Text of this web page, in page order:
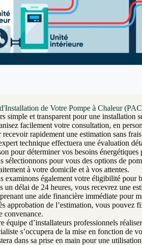
de Votre Pompe à Chaleur
simple et transparent pour une installation
facilement votre consultation, en
recevoir rapidement une estimation sans
technique effectuera une évaluation
pour déterminer vos besoins énergétiques
sélectionnons pour vous des options de
à votre domicile et à vos attentes.
examinons également votre éligibilité pour
un délai de 24 heures, vous recevrez une
une aide financière immédiate pour
approbation de l’estimation, vous pouvez
convenance.
équipe d’installateurs professionnels
s’occupera de la mise en fonction de
dans sa prise en main pour une